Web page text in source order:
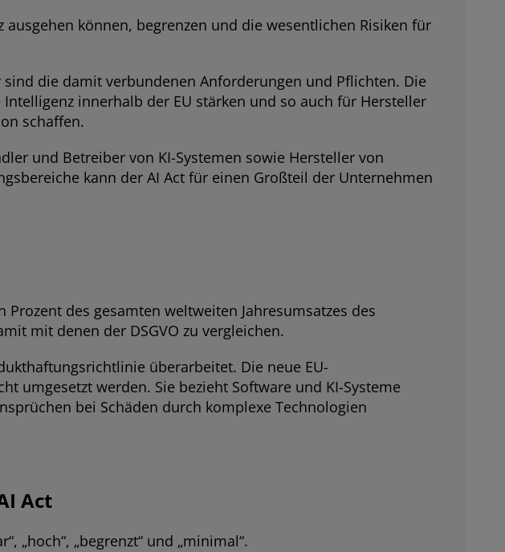
können, begrenzen und die wesentlichen Risiken für
die damit verbundenen Anforderungen und Pflichten. Die
innerhalb der EU stärken und so auch für Hersteller
schaffen.
und Betreiber von KI-Systemen sowie Hersteller von
kann der AI Act für einen Großteil der Unternehmen
des gesamten weltweiten Jahresumsatzes des
mit denen der DSGVO zu vergleichen.
überarbeitet. Die neue EU-
umgesetzt werden. Sie bezieht Software und KI-Systeme
bei Schäden durch komplexe Technologien
Act
„hoch“, „begrenzt“ und „minimal“.